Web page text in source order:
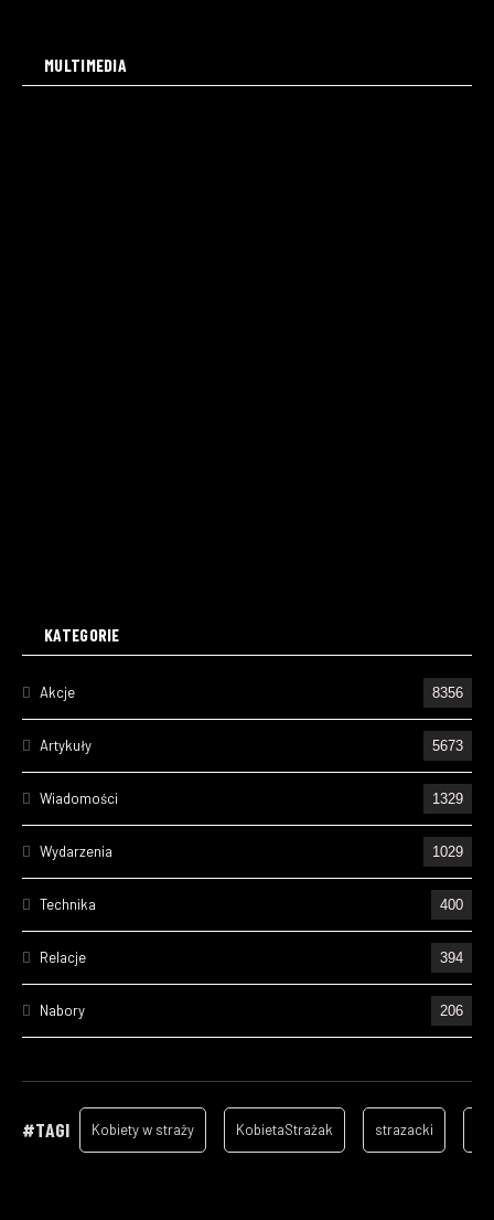
MULTIMEDIA
KATEGORIE
Akcje 8356
Artykuły 5673
Wiadomości 1329
Wydarzenia 1029
Technika 400
Relacje 394
Nabory 206
157
#TAGI Kobiety w straży KobietaStrażak strazacki